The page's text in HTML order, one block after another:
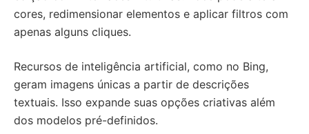
cores, redimensionar elementos e aplicar filtros com
apenas alguns cliques.
Recursos de inteligência artificial, como no Bing,
geram imagens únicas a partir de descrições
textuais. Isso expande suas opções criativas além
dos modelos pré-definidos.